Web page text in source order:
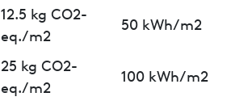
12.5 kg CO2-
eq./m2
50 kWh/m2
25 kg CO2-
eq./m2
100 kWh/m2